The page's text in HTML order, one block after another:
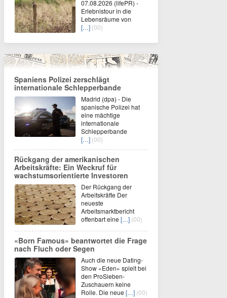
07.08.2026 (lifePR) -
Erlebnistour in die
Lebensräume von
[…] (00)
Spaniens Polizei zerschlägt
internationale Schlepperbande
Madrid (dpa) - Die
spanische Polizei hat
eine mächtige
internationale
Schlepperbande
[…] (00)
Rückgang der amerikanischen
Arbeitskräfte: Ein Weckruf für
wachstumsorientierte Investoren
Der Rückgang der
Arbeitskräfte Der
neueste
Arbeitsmarktbericht
offenbart eine […] (00)
«Born Famous» beantwortet die Frage
nach Fluch oder Segen
Auch die neue Dating-
Show «Eden» spielt bei
den ProSieben-
Zuschauern keine
Rolle. Die neue […] (00)